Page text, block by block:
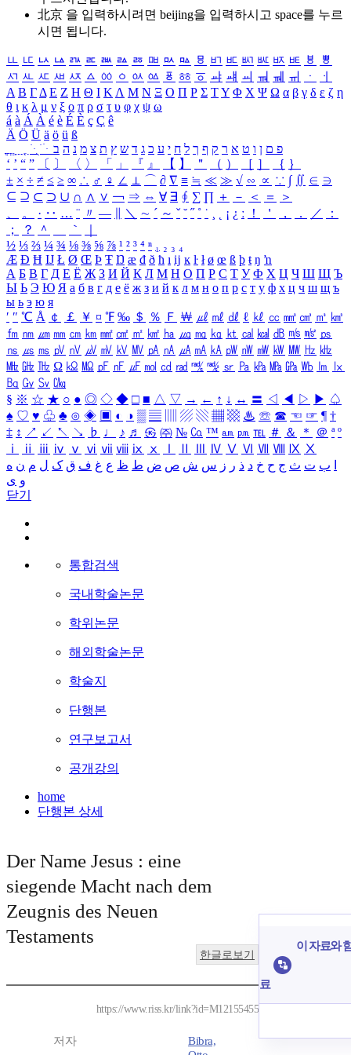
北京 을 입력하시려면 beijing을 입력하시고 space를 누르
시면 됩니다.
ㅥ ㅦ ㅧ ㅨ ㅩ ㅪ ㅫ ㅬ ㅭ ㅮ ㅯ ㅰ ㅱ ㅲ ㅳ ㅴ ㅵ ㅶ ㅷ ㅸ
ㅹ
ㅺ ㅻ ㅼ ㅽ ㅾ ㅿ ㆀ ㆁ ㆂ ㆃ ㆄ ㆅ ㆆ ㆇ ㆈ ㆉ ㆊ ㆋ ㆌ ㆍ
ㆎ
Α Β ΓΔ Ε Ζ Η Θ Ι ΚΛ Μ Ν Ξ Ο Π Ρ Σ ΤΥ Φ Χ Ψ Ω α β γ δ ε ζ η
θ ι κ λ μ ν ξ ο π ρ σ τ υ φ χ ψ ω
á à Á À é è É È ç Ç ê
Ä Ö Ü ä ö ü ß
ִֶֹ ֻּ ׁׂ פ ם ן ו ט א ר ק ף ך ל ח י ע כ ג ד ש ץ ת צ מ נ ה ב
‘ ’ “ ” 〔 〕 〈 〉 「 」 『 』 【 】 ＂ （ ） ［ ］ ｛ ｝
± × ÷ ≠ ≤ ≥ ∞ ∴ ♂ ♀ ∠ ⊥ ⌒ ∂ ∇ ≡ ≒ ≪ ≫ √ ∽ ∝ ∵ ∫ ∬ ∈ ∋
⊆ ⊇ ⊂ ⊃ ∪ ∩ ∧ ∨ ￢ ⇒ ⇔ ∀ ∃ ∮ ∑ ∏ ＋ － ＜ ＝
＞
、
。 · ‥ … ¨ 〃 ― ＼ ∼ ´ ～ ˇ ˘ ˝ ˚ ˙ ¸ ¡ ¿ ː ！ ＇ ， ． ／
：
；
？ ＾ ｀
½ ⅓ ⅔ ¼ ¾ ⅛ ⅜ ⅝ ⅞ ¹ ² ³ ⁴ ⁿ ₁ ₂ ₃ ₄
Æ Ð Ħ Ĳ Ł Ø Œ Þ Ŧ Ŋ æ đ ð ħ ı ĳ ĸ ŀ ł ø œ ß þ ŧ ŋ ŉ
А Б В Г Д Е Ё Ж З И Й К Л М Н О П Р С Т У Ф Х Ц Ч Ш Щ Ъ
Ы Ь Э Ю Я а б в г д е ё ж з и й к л м н о п р с т у ф х ц ч ш щ ъ
ы ь э ю я
′ ″ ℃ Å ￠ ￡ ￥ ¤ ℉ ‰ ＄ ％ Ｆ ￦ ㎕ ㎖ ㎗ ℓ ㎘ ㏄ ㎣ ㎤ ㎥ ㎦
㎙ ㎚ ㎛ ㎜ ㎝ ㎞ ㎟ ㎠ ㎡ ㎢ ㏊ ㎍ ㎎ ㎏ ㏏ ㎈ ㎉ ㏈ ㎧ ㎨ ㎰
㎱ ㎲ ㎳ ㎴ ㎵ ㎶ ㎷ ㎸ ㎹ ㎀ ㎁ ㎂ ㎃ ㎄ ㎺ ㎻ ㎽ ㎾ ㎿ ㎐ ㎑
㎒ ㎓ ㎔ Ω ㏀ ㏁ ㎊ ㎋ ㎌ ㏖ ㏅ ㎭ ㎮ ㎯ ㏛ ㎩ ㎪ ㎫ ㎬ ㏝ ㏐
㏓
㏃ ㏉ ㏜ ㏆
§ ※ ☆ ★ ○ ● ◎ ◇ ◆ □ ■ △ ▽ → ← ↑ ↓ ↔ 〓 ◁ ◀ ▷ ▶ ♤
♠ ♡ ♥ ♧ ♣ ⊙ ◈ ▣ ◐ ◑ ▒ ▤ ▨ ▧ ▦ ▩ ♨ ☏ ☎ ☜ ☞ ¶ †
‡ ↕ ↗ ↙ ↖ ↘ ♭ ♩ ♪ ♬ ㉿ ㈜ № ㏇ ™ ㏂ ㏘ ℡ ＃ ＆ ＊ ＠ ª º
ⅰ
ⅱ ⅲ ⅳ ⅴ ⅵ ⅶ ⅷ ⅸ ⅹ Ⅳ Ⅴ Ⅵ Ⅶ Ⅷ Ⅸ Ⅹ
ب ت ث ج ح خ د ذ ر ز س ش ص ض ط ظ ع غ ف ق ک ل م ن ه
و ی
닫기
통합검색
국내학술논문
학위논문
해외학술논문
학술지
단행본
연구보고서
공개강의
home
단행본 상세
Der Name Jesus : eine
siegende Macht nach dem
Zeugnis des Neuen
Testaments
한글로보기
https://www.riss.kr/link?id=M12155455
저자
Bibra,
이 자료와
료